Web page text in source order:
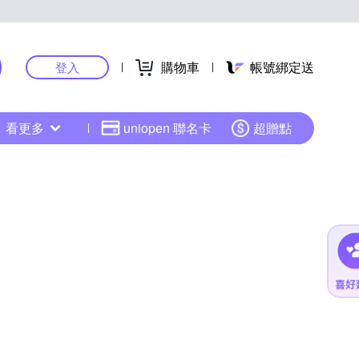
登入 購物車 帳號綁定送
看更多 uniopen 聯名卡 超贈點